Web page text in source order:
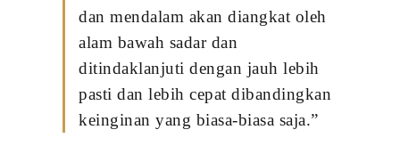
dan mendalam akan diangkat oleh
alam bawah sadar dan
ditindaklanjuti dengan jauh lebih
pasti dan lebih cepat dibandingkan
keinginan yang biasa-biasa saja.”